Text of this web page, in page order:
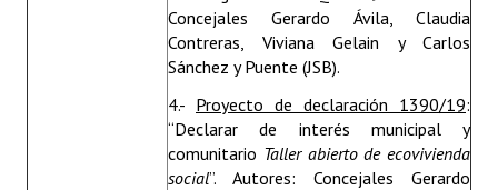
Concejales Gerardo Ávila, Claudia
Contreras, Viviana Gelain y Carlos
Sánchez y Puente (JSB).
4.- Proyecto de declaración 1390/19:
“Declarar de interés municipal y
comunitario Taller abierto de ecovivienda
social”. Autores: Concejales Gerardo